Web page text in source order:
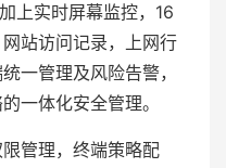
上实时屏幕监控，16
站访问记录，上网行
一管理及风险告警，
一体化安全管理。
管理，终端策略配